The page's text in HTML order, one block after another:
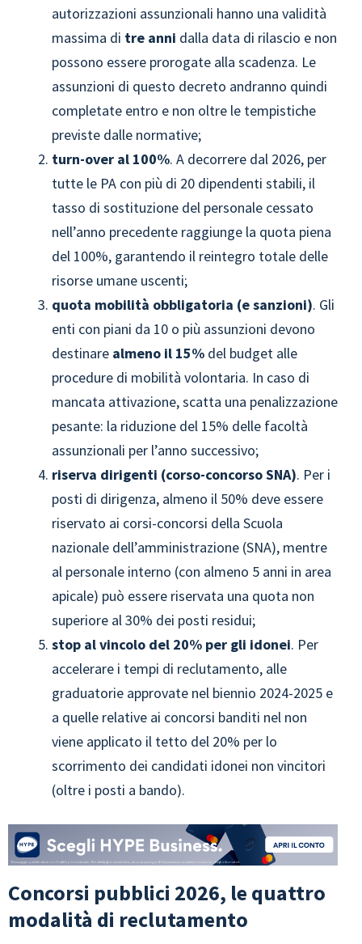
autorizzazioni assunzionali hanno una validità
massima di tre anni dalla data di rilascio e non
possono essere prorogate alla scadenza. Le
assunzioni di questo decreto andranno quindi
completate entro e non oltre le tempistiche
previste dalle normative;
turn-over al 100%. A decorrere dal 2026, per
tutte le PA con più di 20 dipendenti stabili, il
tasso di sostituzione del personale cessato
nell’anno precedente raggiunge la quota piena
del 100%, garantendo il reintegro totale delle
risorse umane uscenti;
quota mobilità obbligatoria (e sanzioni). Gli
enti con piani da 10 o più assunzioni devono
destinare almeno il 15% del budget alle
procedure di mobilità volontaria. In caso di
mancata attivazione, scatta una penalizzazione
pesante: la riduzione del 15% delle facoltà
assunzionali per l’anno successivo;
riserva dirigenti (corso-concorso SNA). Per i
posti di dirigenza, almeno il 50% deve essere
riservato ai corsi-concorsi della Scuola
nazionale dell’amministrazione (SNA), mentre
al personale interno (con almeno 5 anni in area
apicale) può essere riservata una quota non
superiore al 30% dei posti residui;
stop al vincolo del 20% per gli idonei. Per
accelerare i tempi di reclutamento, alle
graduatorie approvate nel biennio 2024-2025 e
a quelle relative ai concorsi banditi nel non
viene applicato il tetto del 20% per lo
scorrimento dei candidati idonei non vincitori
(oltre i posti a bando).
Concorsi pubblici 2026, le quattro
modalità di reclutamento